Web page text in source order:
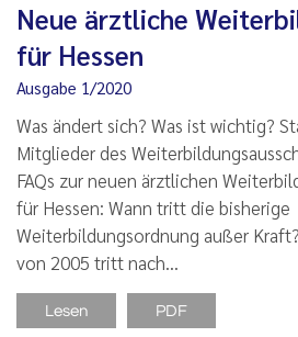
Neue ärztliche
für Hessen
Ausgabe 1/2020
Was ändert sich? Was ist wichtig?
Mitglieder des
FAQs zur neuen ärztlichen
für Hessen: Wann tritt die bisherige
Weiterbildungsordnung außer
von 2005 tritt nach…
Lesen PDF